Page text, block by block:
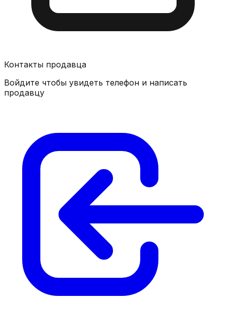
Контакты продавца
Войдите чтобы увидеть телефон и написать
продавцу